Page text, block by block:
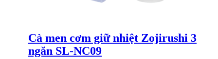
Cà men cơm giữ nhiệt Zojirushi 3
ngăn SL-NC09